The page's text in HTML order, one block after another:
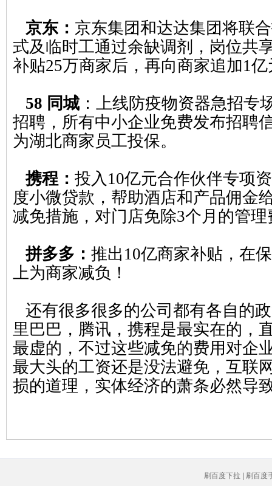
京东： 京东集团和达达集团将联
式及临时工通过余缺调剂，岗位共
补贴25万商家后，再向商家追加1
58 同城 ：上线防疫物资器急招专
招聘，所有中小企业免费发布招聘
为湖北商家员工投保。
携程： 投入10亿元合作伙伴专项
度小微贷款，帮助酒店和产品佣金
减免措施，对门店免除3个月的管理
拼多多： 推出10亿商家补贴，在
上为商家减负！
还有很多很多的公司都有各自的
里巴巴，腾讯，携程是最实在的，
最虚的，不过这些减免的费用对企
最大头的工资还是没法避免，互联
损的道理，实体经济的萧条必然导
刷百度下拉 | 刷百度